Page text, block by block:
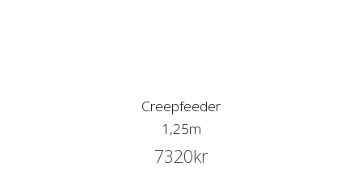
Creepfeeder
1,25m
7320kr